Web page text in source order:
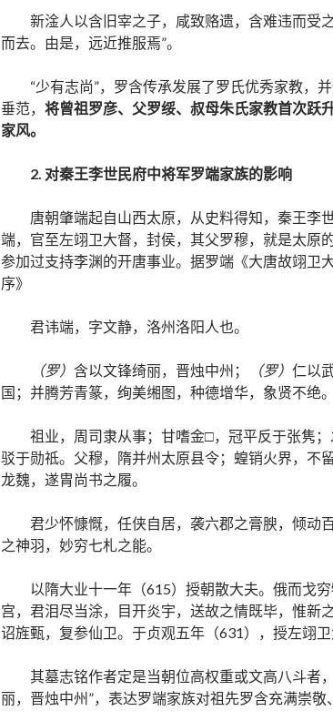
新淦人以含旧宰之子，咸致赂遗，含难违而受
而去。由是，远近推服焉”。
“少有志尚”，罗含传承发展了罗氏优秀家教，
垂范， 将曾祖罗彦、父罗绥、叔母朱氏家教首次跃
家风。
2. 对秦王李世民府中将军罗端家族的影响
唐朝肇端起自山西太原，从史料得知，秦王李
端，官至左翊卫大督，封侯，其父罗穆，就是太原
参加过支持李渊的开唐事业。据罗端《大唐故翊卫
序》
君讳端，字文静，洛州洛阳人也。
（罗） 含以文锋绮丽，晋烛中州； （罗） 仁以
国；并腾芳青篆，绚美缃图，种德增华，象贤不绝。
祖业，周司隶从事；甘嗜金□，冠平反于张隽
驳于勋祗。父穆，隋并州太原县令；蝗销火界，不
龙魏，遂胄尚书之履。
君少怀慷慨，任侠自居，袭六郡之膏腴，倾动
之神羽，妙穷七札之能。
以隋大业十一年（615）授朝散大夫。俄而戈
宫，君泪尽当涂，目开炎宇，送故之情既毕，惟新
诏旌甄，复参仙卫。于贞观五年（631），授左翊卫
其墓志铭作者定是当朝位高权重或文高八斗者
丽，晋烛中州”，表达罗端家族对祖先罗含充满崇敬